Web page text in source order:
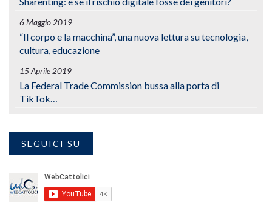
6 Maggio 2019
“Il corpo e la macchina”, una nuova lettura su tecnologia,
cultura, educazione
15 Aprile 2019
La Federal Trade Commission bussa alla porta di
TikTok…
SEGUICI SU